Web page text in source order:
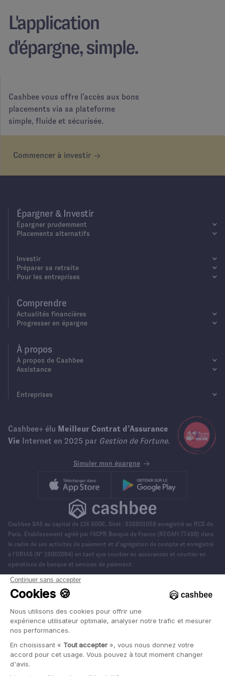
L'application
d'épargne, simple.
Cashbee vous offre l’accès aux bons
placements via sa plateforme
simple, fluide et sécurisée.
Commencer à investir
Épargner & Investir
Épargner prudemment
Placements alternatifs
Investir
Préparer sa retraite
Pour les entreprises
Comprendre
Actualités financières
Progresser en épargne
À propos
À propos de Cashbee
Assistance
Entreprises
Cashbee+ élu Meilleur Contrat d’Assurance
Vie Internet en 2025 par Gestion de Fortune.
Simuler mon épargne
Cashbee SAS au capital de 124 600€. Siret : 838801058 enregistré au RCS de
Paris. Établissement agréé par l’ACPR Banque de France (REGAFI 77488) dans
le cadre de ses activités de paiement et d’agrégation de compte et enregistré
à l’ORIAS (N° 19002094) en tant que courtier en assurances et courtier en
opérations de banque et services de paiement.
Cashbee est également Conseiller en Investissement Financier et adhérent à
l’Association Nationale des Conseillers Financiers, (ANACOFI) sous le numéro
Politique de confidentialité Conditions d’utilisation
Mentions légalesColophon
Document marketing à caractère non contractuel. L’ensemble des
visuels sur ce site sont fournis à titre d’exemple. L’investissement
sur des supports en unités de compte comporte un risque de perte
en capital.